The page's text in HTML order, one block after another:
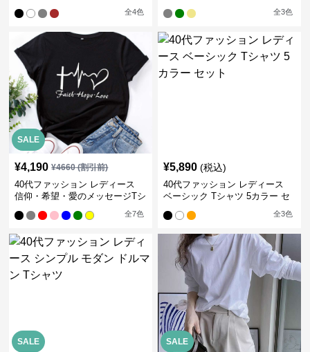
全4色 全3色
SALE
¥4,190 ¥4660(割引前)
40代ファッション レディース
信仰・希望・愛のメッセージTシ
全7色
¥5,890 (税込)
40代ファッション レディース
ベーシック Tシャツ 5カラー セ
全3色
SALE SALE